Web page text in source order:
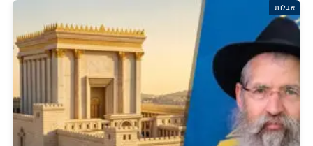
אבלות